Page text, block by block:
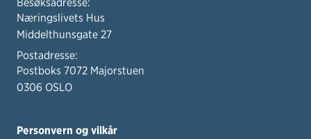
Besøksadresse:
Næringslivets Hus
Middelthunsgate 27
Postadresse:
Postboks 7072 Majorstuen
0306 OSLO
Personvern og vilkår